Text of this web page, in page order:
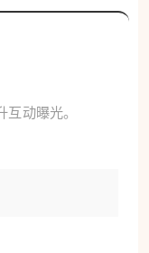
动曝光。